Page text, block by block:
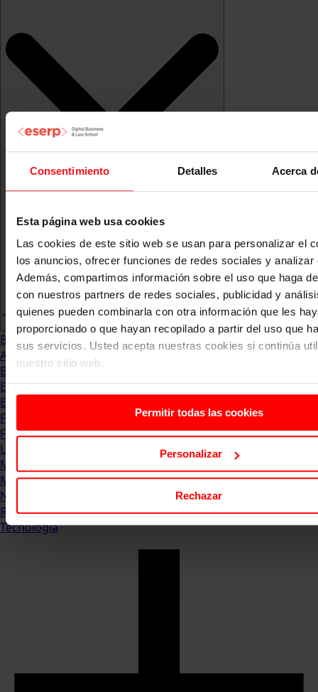
Consentimiento Detalles Acerca
Esta página web usa cookies
Las cookies de este sitio web se usan para personalizar el
los anuncios, ofrecer funciones de redes sociales y analizar
Además, compartimos información sobre el uso que haga
con nuestros partners de redes sociales, publicidad y
quienes pueden combinarla con otra información que les
proporcionado o que hayan recopilado a partir del uso que
sus servicios. Usted acepta nuestras cookies si continúa
nuestro sitio web.
Permitir todas las cookies
Personalizar
Rechazar
Blog
Abogacia
Business
Empleo & Emprendimiento
Empresas
Finanzas
Formación & Estudios
Luxury
Management
Marketing & Comunicación
Negocios
Recursos Humanos
Tecnología